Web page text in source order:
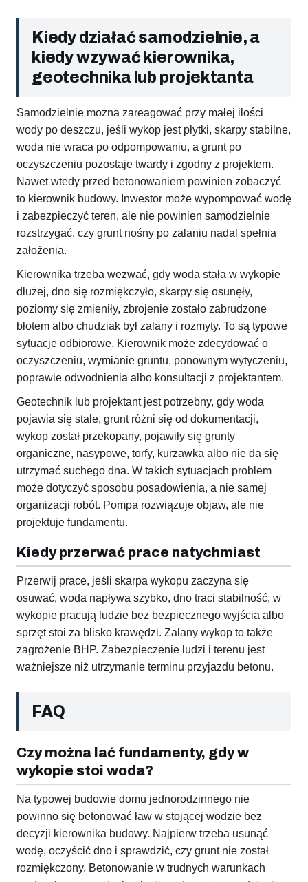
Kiedy działać samodzielnie, a
kiedy wzywać kierownika,
geotechnika lub projektanta
Samodzielnie można zareagować przy małej ilości
wody po deszczu, jeśli wykop jest płytki, skarpy stabilne,
woda nie wraca po odpompowaniu, a grunt po
oczyszczeniu pozostaje twardy i zgodny z projektem.
Nawet wtedy przed betonowaniem powinien zobaczyć
to kierownik budowy. Inwestor może wypompować wodę
i zabezpieczyć teren, ale nie powinien samodzielnie
rozstrzygać, czy grunt nośny po zalaniu nadal spełnia
założenia.
Kierownika trzeba wezwać, gdy woda stała w wykopie
dłużej, dno się rozmiękczyło, skarpy się osunęły,
poziomy się zmieniły, zbrojenie zostało zabrudzone
błotem albo chudziak był zalany i rozmyty. To są typowe
sytuacje odbiorowe. Kierownik może zdecydować o
oczyszczeniu, wymianie gruntu, ponownym wytyczeniu,
poprawie odwodnienia albo konsultacji z projektantem.
Geotechnik lub projektant jest potrzebny, gdy woda
pojawia się stale, grunt różni się od dokumentacji,
wykop został przekopany, pojawiły się grunty
organiczne, nasypowe, torfy, kurzawka albo nie da się
utrzymać suchego dna. W takich sytuacjach problem
może dotyczyć sposobu posadowienia, a nie samej
organizacji robót. Pompa rozwiązuje objaw, ale nie
projektuje fundamentu.
Kiedy przerwać prace natychmiast
Przerwij prace, jeśli skarpa wykopu zaczyna się
osuwać, woda napływa szybko, dno traci stabilność, w
wykopie pracują ludzie bez bezpiecznego wyjścia albo
sprzęt stoi za blisko krawędzi. Zalany wykop to także
zagrożenie BHP. Zabezpieczenie ludzi i terenu jest
ważniejsze niż utrzymanie terminu przyjazdu betonu.
FAQ
Czy można lać fundamenty, gdy w
wykopie stoi woda?
Na typowej budowie domu jednorodzinnego nie
powinno się betonować ław w stojącej wodzie bez
decyzji kierownika budowy. Najpierw trzeba usunąć
wodę, oczyścić dno i sprawdzić, czy grunt nie został
rozmiękczony. Betonowanie w trudnych warunkach